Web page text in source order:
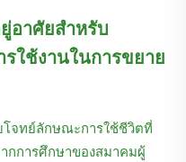
อาศัยสำหรับ
ใช้งานในการขยาย
โจทย์ลักษณะการใช้ชีวิตที่
กการศึกษาของสมาคมผู้